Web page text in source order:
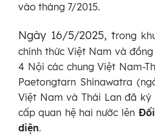
vào tháng 7/2015.
Ngày 16/5/2025, trong
chính thức Việt Nam và
4 Nội các chung Việt Nam-
Paetongtarn Shinawatra
Việt Nam và Thái Lan đã ký
cấp quan hệ hai nước lênĐối
diện.